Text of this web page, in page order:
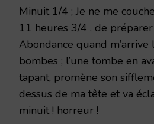
Minuit 1/4 ; Je ne me couche
11 heures 3/4 , de
Abondance quand
bombes ; l’une tombe en
tapant, promène son
dessus de ma tête et va
minuit ! horreur !